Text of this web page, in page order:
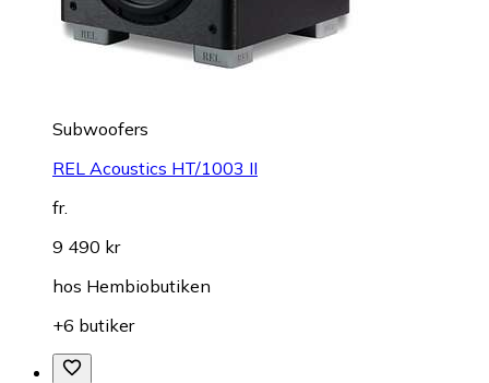
Subwoofers
REL Acoustics HT/1003 II
fr.
9 490 kr
hos Hembiobutiken
+6 butiker